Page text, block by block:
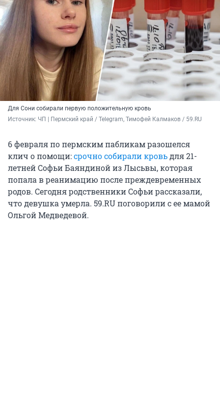
Для Сони собирали первую положительную кровь
Источник: ЧП | Пермский край / Telegram, Тимофей Калмаков / 59.RU
6 февраля по пермским пабликам разошелся
клич о помощи:срочно собирали кровьдля 21-
летней Софьи Баяндиной из Лысьвы, которая
попала в реанимацию после преждевременных
родов. Сегодня родственники Софьи рассказали,
что девушка умерла. 59.RU поговорили с ее мамой
Ольгой Медведевой.